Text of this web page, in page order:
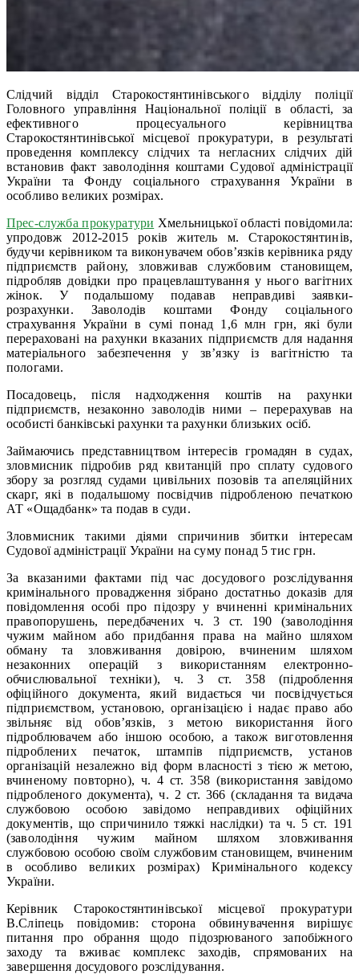
Слідчий відділ Старокостянтинівського відділу поліції
Головного управління Національної поліції в області, за
ефективного процесуального керівництва
Старокостянтинівської місцевої прокуратури, в результаті
проведення комплексу слідчих та негласних слідчих дій
встановив факт заволодіння коштами Судової адміністрації
України та Фонду соціального страхування України в
особливо великих розмірах.
Прес-служба прокуратури Хмельницької області повідомила:
упродовж 2012-2015 років житель м. Старокостянтинів,
будучи керівником та виконувачем обов’язків керівника ряду
підприємств району, зловживав службовим становищем,
підробляв довідки про працевлаштування у нього вагітних
жінок. У подальшому подавав неправдиві заявки-
розрахунки. Заволодів коштами Фонду соціального
страхування України в сумі понад 1,6 млн грн, які були
перераховані на рахунки вказаних підприємств для надання
матеріального забезпечення у зв’язку із вагітністю та
пологами.
Посадовець, після надходження коштів на рахунки
підприємств, незаконно заволодів ними – перерахував на
особисті банківські рахунки та рахунки близьких осіб.
Займаючись представництвом інтересів громадян в судах,
зловмисник підробив ряд квитанцій про сплату судового
збору за розгляд судами цивільних позовів та апеляційних
скарг, які в подальшому посвідчив підробленою печаткою
АТ «Ощадбанк» та подав в суди.
Зловмисник такими діями спричинив збитки інтересам
Судової адміністрації України на суму понад 5 тис грн.
За вказаними фактами під час досудового розслідування
кримінального провадження зібрано достатньо доказів для
повідомлення особі про підозру у вчиненні кримінальних
правопорушень, передбачених ч. 3 ст. 190 (заволодіння
чужим майном або придбання права на майно шляхом
обману та зловживання довірою, вчиненим шляхом
незаконних операцій з використанням електронно-
обчислювальної техніки), ч. 3 ст. 358 (підроблення
офіційного документа, який видається чи посвідчується
підприємством, установою, організацією і надає право або
звільняє від обов’язків, з метою використання його
підроблювачем або іншою особою, а також виготовлення
підроблених печаток, штампів підприємств, установ
організацій незалежно від форм власності з тією ж метою,
вчиненому повторно), ч. 4 ст. 358 (використання завідомо
підробленого документа), ч. 2 ст. 366 (складання та видача
службовою особою завідомо неправдивих офіційних
документів, що спричинило тяжкі наслідки) та ч. 5 ст. 191
(заволодіння чужим майном шляхом зловживання
службовою особою своїм службовим становищем, вчиненим
в особливо великих розмірах) Кримінального кодексу
України.
Керівник Старокостянтинівської місцевої прокуратури
В.Сліпець повідомив: сторона обвинувачення вирішує
питання про обрання щодо підозрюваного запобіжного
заходу та вживає комплекс заходів, спрямованих на
завершення досудового розслідування.